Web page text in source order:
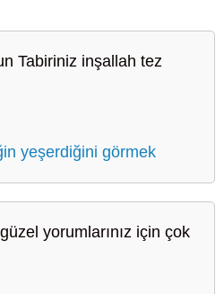
Tabiriniz inşallah tez
yeşerdiğini görmek
yorumlarınız için çok